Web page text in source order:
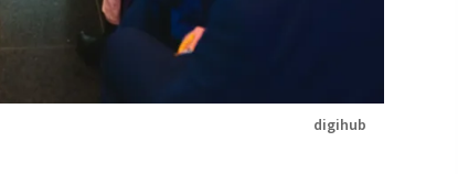
digihub